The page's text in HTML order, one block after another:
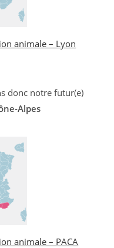
animale – Lyon
donc notre futur(e)
Alpes
animale – PACA